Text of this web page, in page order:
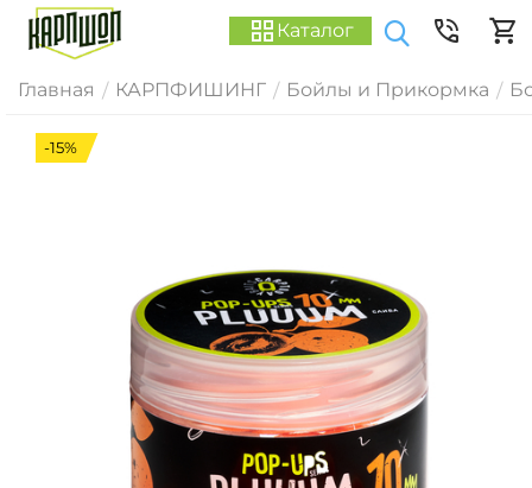
Каталог
Главная / КАРПФИШИНГ / Бойлы и Прикормка /
-15%